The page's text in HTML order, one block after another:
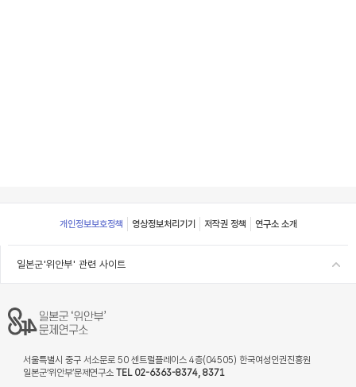
Footer
개인정보보호정책 영상정보처리기기 저작권 정책 연구소 소개
일본군'위안부' 관련 사이트
서울특별시 중구 서소문로 50 센트럴플레이스 4층(04505) 한국여성인권진흥원
일본군‘위안부’문제연구소 TEL 02-6363-8374, 8371